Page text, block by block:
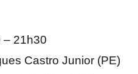
– 21h30
Castro Junior (PE)